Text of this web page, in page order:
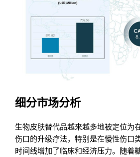
细分市场分析
生物皮肤替代品越来越多地被定位为
伤口的升级疗法，特别是在慢性伤口
时间线增加了临床和经济压力。随着